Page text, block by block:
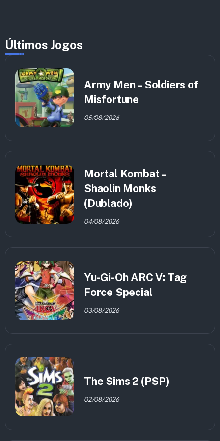
Últimos Jogos
Army Men – Soldiers of
Misfortune
05/08/2026
Mortal Kombat –
Shaolin Monks
(Dublado)
04/08/2026
Yu-Gi-Oh ARC V: Tag
Force Special
03/08/2026
The Sims 2 (PSP)
02/08/2026